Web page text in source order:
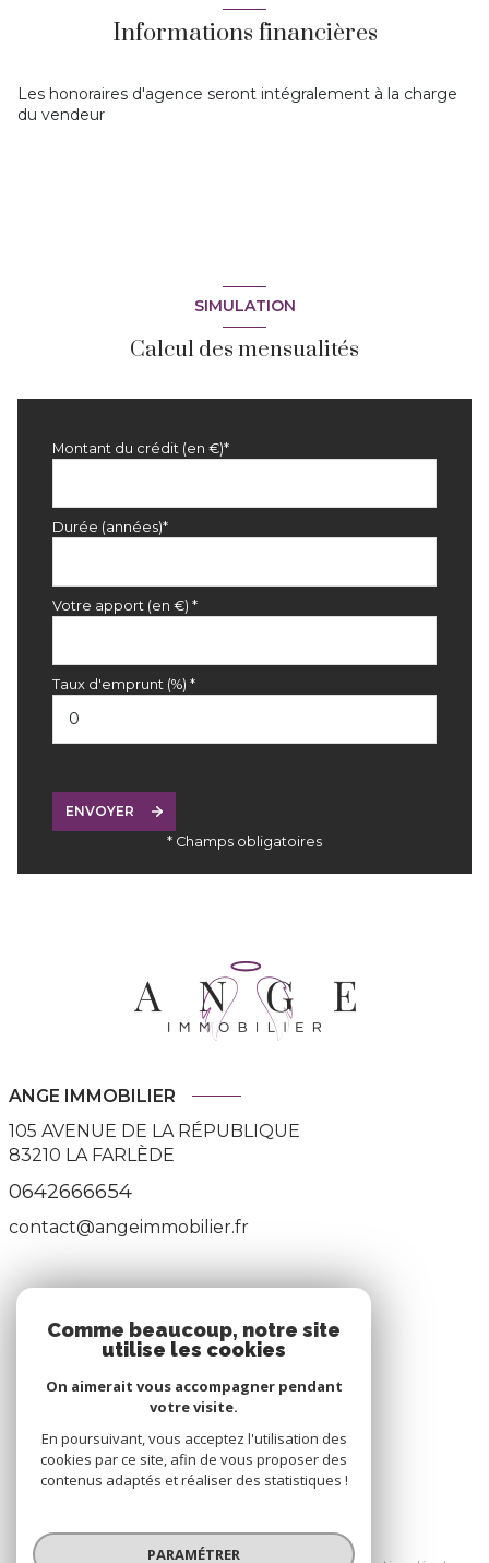
Informations financières
Les honoraires d'agence seront intégralement à la charge
du vendeur
SIMULATION
Calcul des mensualités
Montant du crédit (en €)*
Durée (années)*
Votre apport (en €) *
Taux d'emprunt (%) *
ENVOYER
* Champs obligatoires
ANGE IMMOBILIER
105 AVENUE DE LA RÉPUBLIQUE
83210 LA FARLÈDE
0642666654
contact@angeimmobilier.fr
Nous adhérons
© 2026 | Tous droits réservés
Comme beaucoup, notre site
utilise les cookies
On aimerait vous accompagner pendant
votre visite.
En poursuivant, vous acceptez l'utilisation des
cookies par ce site, afin de vous proposer des
contenus adaptés et réaliser des statistiques !
PARAMÉTRER